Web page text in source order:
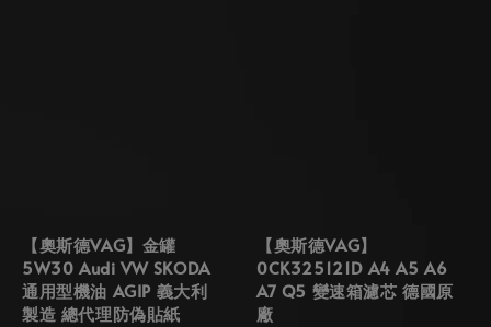
【奧斯德VAG】金罐
5W30 Audi VW SKODA
通用型機油 AGIP 義大利
製造 總代理防偽貼紙
【奧斯德VAG】
0CK325121D A4 A5 A6
A7 Q5 變速箱濾芯 德國原
廠